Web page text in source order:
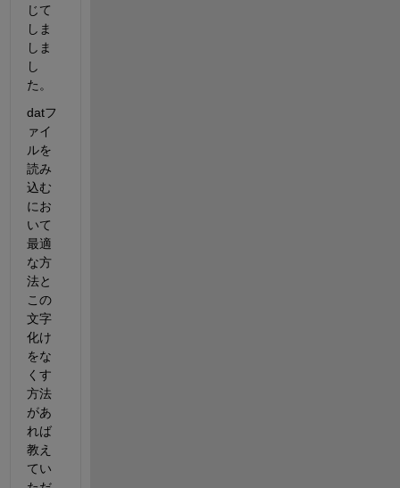
じて
しま
しま
し
た。
datフ
ァイ
ルを
読み
込む
にお
いて
最適
な方
法と
この
文字
化け
をな
くす
方法
があ
れば
教え
てい